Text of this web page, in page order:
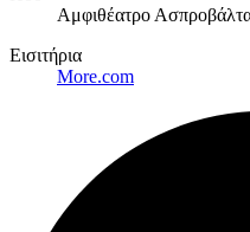
Αμφιθέατρο
Εισιτήρια
More.com